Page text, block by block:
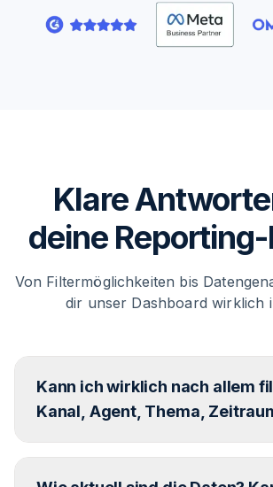
Klare
deine
Von Filtermöglichkeiten bis
dir unser Dashboard wirklich
Kann ich wirklich nach allem
Kanal, Agent, Thema,